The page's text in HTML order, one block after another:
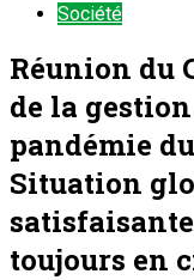
Société
Réunion du
de la
pandémie
Situation
toujours en